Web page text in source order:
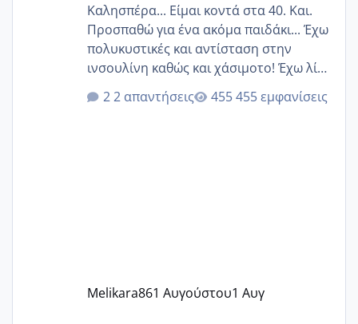
Καλησπέρα... Είμαι κοντά στα 40. Και.
Προσπαθώ για ένα ακόμα παιδάκι... Έχω
πολυκυστικές και αντίσταση στην
ινσουλίνη καθώς και χάσιμοτο! Έχω λίγα
κιλά παραπάνω και όσο κ αν προσπαθώ
δεν χάνω εύκολα! Προσπαθώ για ακόμη
2 απαντήσεις 455 εμφανίσεις
Melikara861 Αυγούστου1 Αυγ